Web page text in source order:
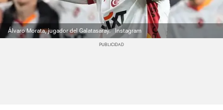
Álvaro Morata, jugador del Galatasaray. Instagram